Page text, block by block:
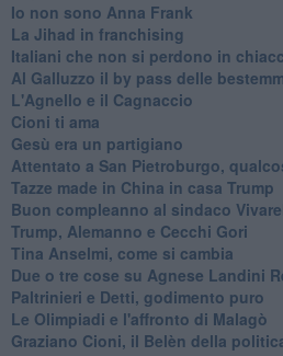
Io non sono Anna Frank
​La Jihad in franchising
Italiani che non si perdono in
Al Galluzzo il by pass delle
L'Agnello e il Cagnaccio
Cioni ti ama
​Gesù era un partigiano
Attentato a San Pietroburgo,
Tazze made in China in casa Trump
Buon compleanno al sindaco
Trump, Alemanno e Cecchi Gori
Tina Anselmi, come si cambia
Due o tre cose su Agnese Landini
Paltrinieri e Detti, godimento puro
Le Olimpiadi e l'affronto di Malagò
Graziano Cioni, il Belèn della